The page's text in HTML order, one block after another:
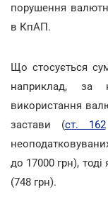
порушення
в КпАП.
Що стосується
наприклад, за
використання
застави (ст. 162
до 17000 грн),
(748 грн).